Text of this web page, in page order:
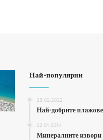
Най-популярни
28.02.2022
Най-добрите
22.01.2014
Минералните